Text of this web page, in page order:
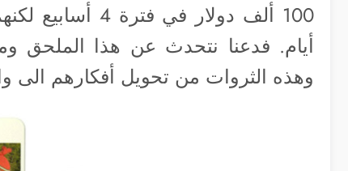
أيام. فدعنا نتحدث عن هذا الملحق
وهذه الثروات من تحويل أفكارهم الى